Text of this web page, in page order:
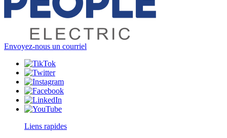
Envoyez-nous un courriel
Liens rapides